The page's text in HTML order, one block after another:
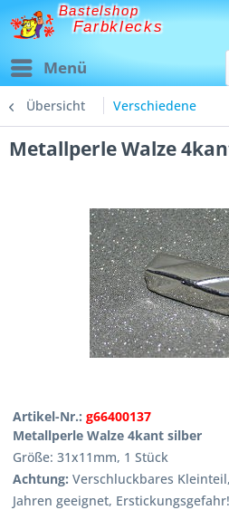
Bastelshop
Farbklecks
Menü
Übersicht Verschiedene
Metallperle Walze
Artikel-Nr.:g66400137
Metallperle Walze 4kant silber
Größe: 31x11mm, 1 Stück
Achtung: Verschluckbares
Jahren geeignet, Erstickungsgefahr!